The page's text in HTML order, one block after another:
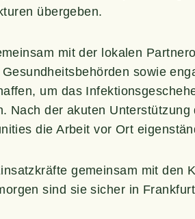
übergeben.
mit der loka­len
sowie
um das
Nach der aku­ten Unter­stüt­zung
die Arbeit vor Ort
gemein­sam mit den
sind sie sicher in